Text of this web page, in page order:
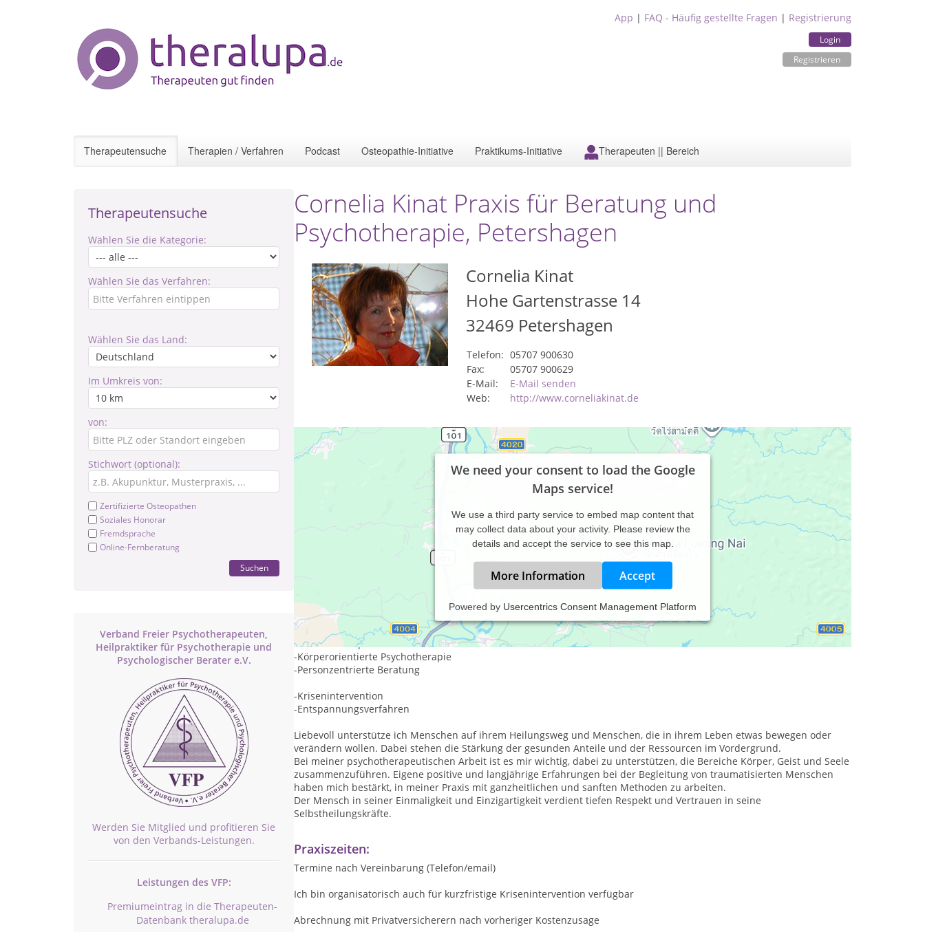
App | FAQ - Häufig gestellte Fragen | Registrierung
Login
Registrieren
Therapeutensuche Therapien / Verfahren Podcast Osteopathie-Initiative Praktikums-Initiative Therapeuten || Bereich
Therapeutensuche
Wählen Sie die Kategorie:
Wählen Sie das Verfahren:
Wählen Sie das Land:
Im Umkreis von:
von:
Stichwort (optional):
Zertifizierte Osteopathen
Soziales Honorar
Fremdsprache
Online-Fernberatung
Suchen
Verband Freier Psychotherapeuten,
Heilpraktiker für Psychotherapie und
Psychologischer Berater e.V.
Werden Sie Mitglied und profitieren Sie
von den Verbands-Leistungen.
Leistungen des VFP:
Premiumeintrag in die Therapeuten-
Datenbank theralupa.de
Cornelia Kinat Praxis für Beratung und
Psychotherapie, Petershagen
Cornelia Kinat
Hohe Gartenstrasse 14
32469 Petershagen
Telefon: 05707 900630
Fax:
05707 900629
E-Mail:
E-Mail senden
Web:
http://www.corneliakinat.de
We need your consent to load the Google
Maps service!
We use a third party service to embed map content that
may collect data about your activity. Please review the
details and accept the service to see this map.
More Information Accept
Powered by Usercentrics Consent Management Platform
Heilpraktikerin für Psychotherapie seit 2002 mit den Schwerpunkten:
-Traumatherapie
-Körperorientierte Psychotherapie
-Personzentrierte Beratung
-Krisenintervention
-Entspannungsverfahren
Liebevoll unterstütze ich Menschen auf ihrem Heilungsweg und Menschen, die in ihrem Leben etwas bewegen oder
verändern wollen. Dabei stehen die Stärkung der gesunden Anteile und der Ressourcen im Vordergrund.
Bei meiner psychotherapeutischen Arbeit ist es mir wichtig, dabei zu unterstützen, die Bereiche Körper, Geist und Seele
zusammenzuführen. Eigene positive und langjährige Erfahrungen bei der Begleitung von traumatisierten Menschen
haben mich bestärkt, in meiner Praxis mit ganzheitlichen und sanften Methoden zu arbeiten.
Der Mensch in seiner Einmaligkeit und Einzigartigkeit verdient tiefen Respekt und Vertrauen in seine
Selbstheilungskräfte.
Praxiszeiten:
Termine nach Vereinbarung (Telefon/email)
Ich bin organisatorisch auch für kurzfristige Krisenintervention verfügbar
Abrechnung mit Privatversicherern nach vorheriger Kostenzusage